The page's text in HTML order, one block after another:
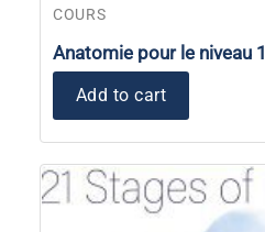
COURS
Anatomie pour le niveau 1
Add to cart